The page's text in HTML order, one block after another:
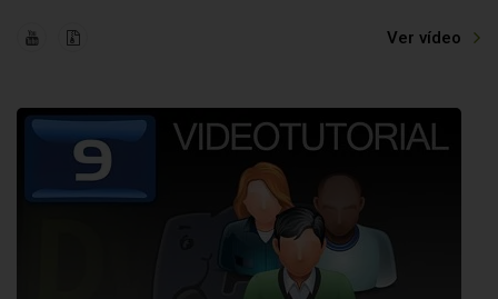
Ver vídeo